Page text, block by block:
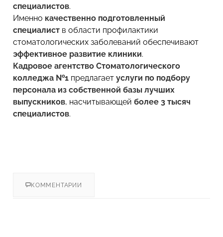
специалистов.
Именно качественно подготовленный
специалист в области профилактики
стоматологических заболеваний обеспечивают
эффективное развитие клиники.
Кадровое агентство Стоматологического
колледжа №1 предлагает услуги по подбору
персонала из собственной базы лучших
выпускников, насчитывающей более 3 тысяч
специалистов.
КОММЕНТАРИИ